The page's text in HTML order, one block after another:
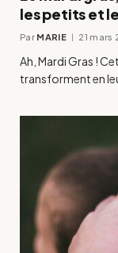
les petits et
Par MARIE 21 mars
Ah, Mardi Gras !
transforment en